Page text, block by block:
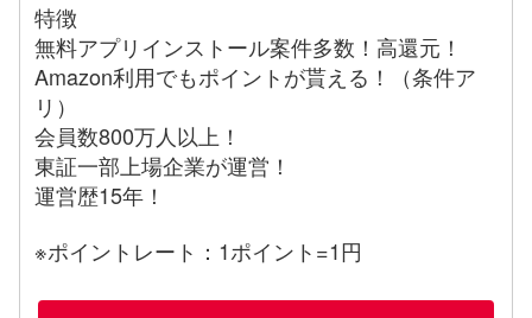
特徴
無料アプリインストール案件多数！高還元！
Amazon利用でもポイントが貰える！（条件ア
リ）
会員数800万人以上！
東証一部上場企業が運営！
運営歴15年！
※ポイントレート：1ポイント=1円